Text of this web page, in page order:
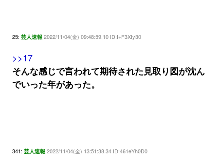
25: 芸人速報 2022/11/04(金) 09:48:59.10 ID:I+F3XIy30
>>17
そんな感じで言われて期待された見取り図が沈ん
でいった年があった。
341: 芸人速報 2022/11/04(金) 13:51:38.34 ID:461eYh0D0